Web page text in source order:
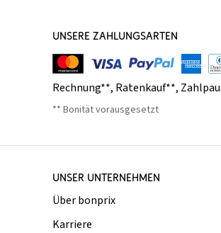
UNSERE ZAHLUNGSARTEN
Rechnung**, Ratenkauf**,
** Bonität vorausgesetzt
UNSER UNTERNEHMEN
Über bonprix
Karriere